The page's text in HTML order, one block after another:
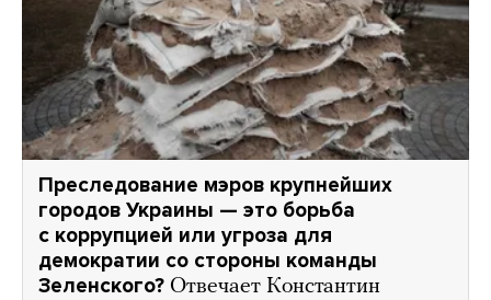
Преследование мэров крупнейших
городов Украины — это борьба
с коррупцией или угроза для
демократии со стороны команды
Зеленского? Отвечает Константин